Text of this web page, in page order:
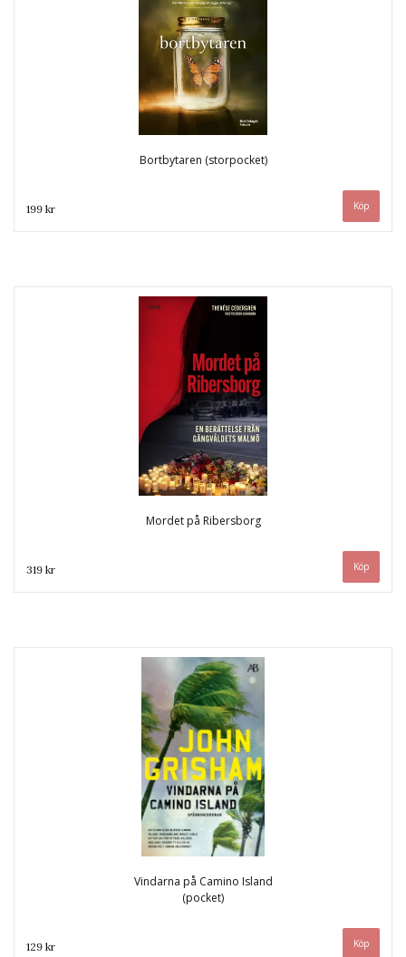
Bortbytaren (storpocket)
199 kr
Mordet på Ribersborg
319 kr
Vindarna på Camino Island
(pocket)
129 kr